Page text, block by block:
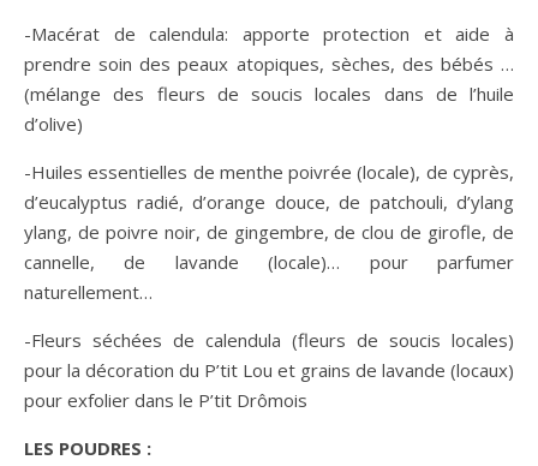
-Macérat de calendula: apporte protection et aide à
prendre soin des peaux atopiques, sèches, des bébés …
(mélange des fleurs de soucis locales dans de l’huile
d’olive)
-Huiles essentielles de menthe poivrée (locale), de cyprès,
d’eucalyptus radié, d’orange douce, de patchouli, d’ylang
ylang, de poivre noir, de gingembre, de clou de girofle, de
cannelle, de lavande (locale)… pour parfumer
naturellement…
-Fleurs séchées de calendula (fleurs de soucis locales)
pour la décoration du P’tit Lou et grains de lavande (locaux)
pour exfolier dans le P’tit Drômois
LES POUDRES :